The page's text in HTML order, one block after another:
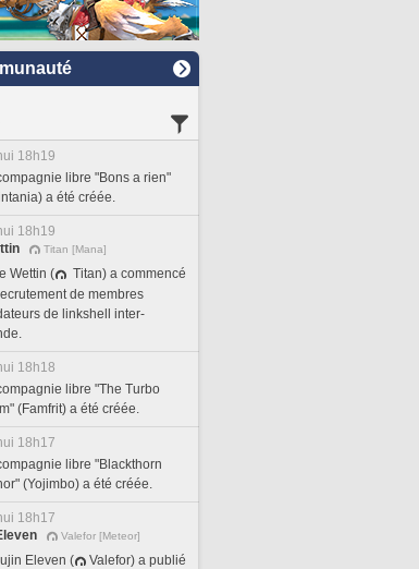
18h19
libre "Bons a rien"
a été créée.
18h19
Titan [Mana]
Wettin (
Titan) a commencé
de membres
de linkshell inter-
18h18
libre "The Turbo
(Famfrit) a été créée.
18h17
libre "Blackthorn
(Yojimbo) a été créée.
18h17
Valefor [Meteor]
Eleven (
Valefor) a publié